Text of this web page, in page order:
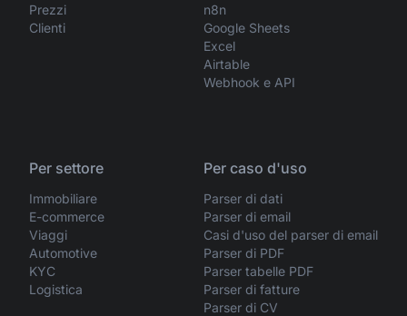
Prezzi
Clienti
n8n
Google Sheets
Excel
Airtable
Webhook e API
Per settore
Immobiliare
E-commerce
Viaggi
Automotive
KYC
Logistica
Per caso d'uso
Parser di dati
Parser di email
Casi d'uso del parser di email
Parser di PDF
Parser tabelle PDF
Parser di fatture
Parser di CV